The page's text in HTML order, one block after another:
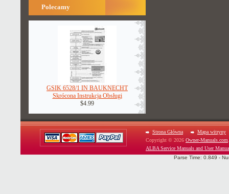
Polecamy
GSIK 6528/1 IN BAUKNECHT
Skrócona Instrukcja Obsługi
$4.99
Strona Główna
Mapa witryny
Copyright © 2026 Owner-Manuals.com
ALBA Service Manuals and User
Parse Time: 0.849 -